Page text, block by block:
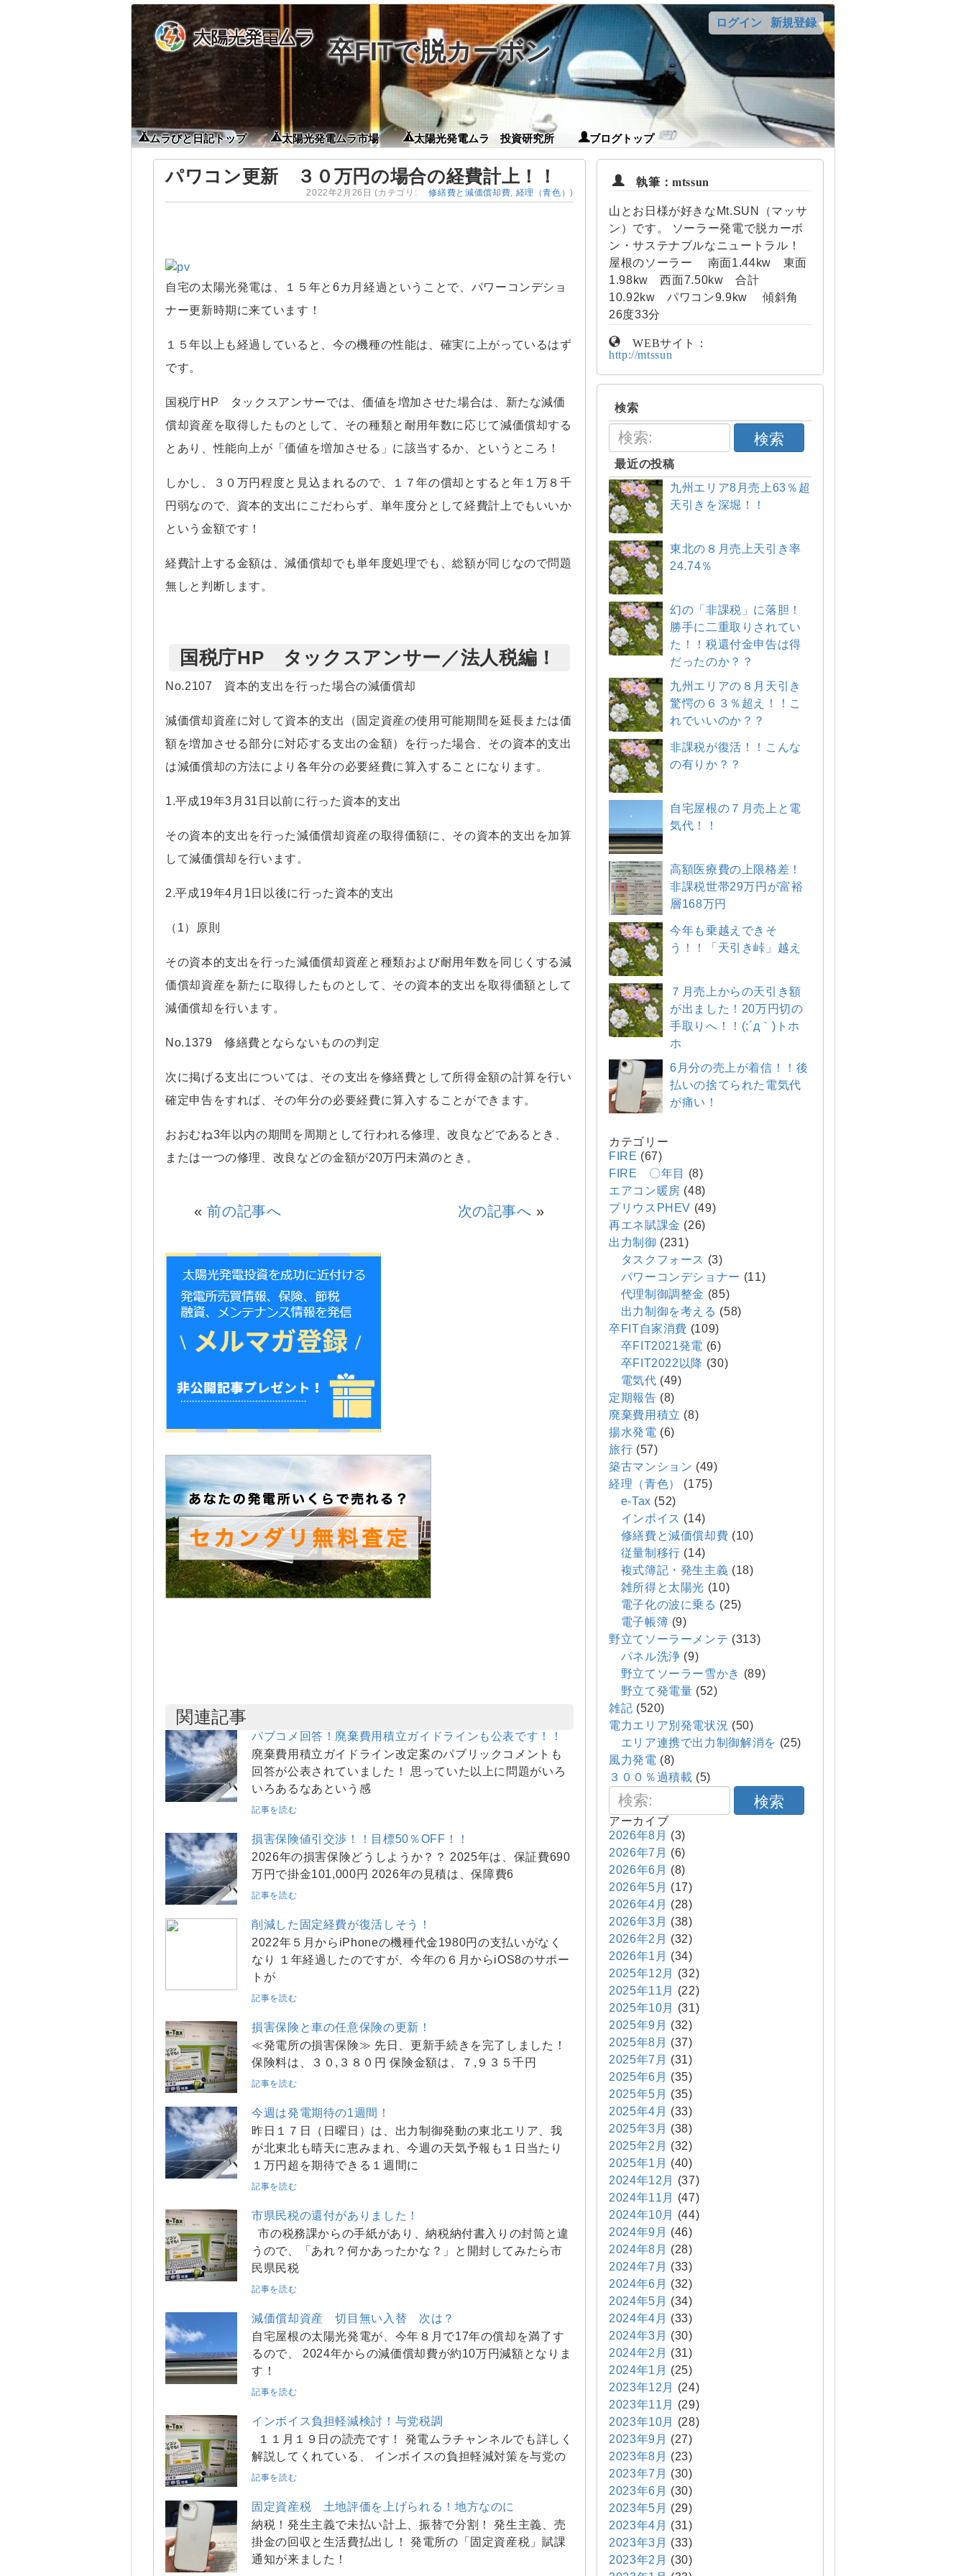
卒FITで脱カーボン
ログイン 新規登録
ムラびと日記トップ 太陽光発電ムラ市場 太陽光発電ムラ 投資研究所 ブログトップ
パワコン更新 ３０万円の場合の経費計上！！
2022年2月26日 (カテゴリ: 修繕費と減価償却費, 経理（青色）)
自宅の太陽光発電は、１５年と6カ月経過ということで、パワーコンデショ
ナー更新時期に来ています！
１５年以上も経過していると、今の機種の性能は、確実に上がっているはず
です。
国税庁HP タックスアンサーでは、価値を増加させた場合は、新たな減価
償却資産を取得したものとして、その種類と耐用年数に応じて減価償却する
とあり、性能向上が「価値を増加させる」に該当するか、というところ！
しかし、３０万円程度と見込まれるので、１７年の償却とすると年１万８千
円弱なので、資本的支出にこだわらず、単年度分として経費計上でもいいか
という金額です！
経費計上する金額は、減価償却でも単年度処理でも、総額が同じなので問題
無しと判断します。
国税庁HP タックスアンサー／法人税編！
No.2107 資本的支出を行った場合の減価償却
減価償却資産に対して資本的支出（固定資産の使用可能期間を延長または価
額を増加させる部分に対応する支出の金額）を行った場合、その資本的支出
は減価償却の方法により各年分の必要経費に算入することになります。
1.平成19年3月31日以前に行った資本的支出
その資本的支出を行った減価償却資産の取得価額に、その資本的支出を加算
して減価償却を行います。
2.平成19年4月1日以後に行った資本的支出
（1）原則
その資本的支出を行った減価償却資産と種類および耐用年数を同じくする減
価償却資産を新たに取得したものとして、その資本的支出を取得価額として
減価償却を行います。
No.1379 修繕費とならないものの判定
次に掲げる支出については、その支出を修繕費として所得金額の計算を行い
確定申告をすれば、その年分の必要経費に算入することができます。
おおむね3年以内の期間を周期として行われる修理、改良などであるとき、
または一つの修理、改良などの金額が20万円未満のとき。
«前の記事へ 次の記事へ »
関連記事
パブコメ回答！廃棄費用積立ガイドラインも公表です！！
廃棄費用積立ガイドライン改定案のパブリックコメントも
回答が公表されていました！ 思っていた以上に問題がいろ
いろあるなあという感
記事を読む
損害保険値引交渉！！目標50％OFF！！
2026年の損害保険どうしようか？？ 2025年は、保証費690
万円で掛金101,000円 2026年の見積は、保障費6
記事を読む
削減した固定経費が復活しそう！
2022年５月からiPhoneの機種代金1980円の支払いがなく
なり １年経過したのですが、今年の６月からiOS8のサポー
トが
記事を読む
損害保険と車の任意保険の更新！
≪発電所の損害保険≫ 先日、更新手続きを完了しました！
保険料は、３０,３８０円 保険金額は、７,９３５千円
記事を読む
今週は発電期待の1週間！
昨日１７日（日曜日）は、出力制御発動の東北エリア、我
が北東北も晴天に恵みまれ、今週の天気予報も１日当たり
１万円超を期待できる１週間に
記事を読む
市県民税の還付がありました！
市の税務課からの手紙があり、納税納付書入りの封筒と違
うので、「あれ？何かあったかな？」と開封してみたら市
民県民税
記事を読む
減価償却資産 切目無い入替 次は？
自宅屋根の太陽光発電が、今年８月で17年の償却を満了す
るので、 2024年からの減価償却費が約10万円減額となりま
す！
記事を読む
インボイス負担軽減検討！与党税調
１１月１９日の読売です！ 発電ムラチャンネルでも詳しく
解説してくれている、 インボイスの負担軽減対策を与党の
記事を読む
固定資産税 土地評価を上げられる！地方なのに
納税！発生主義で未払い計上、振替で分割！ 発生主義、売
掛金の回収と生活費払出し！ 発電所の「固定資産税」賦課
通知が来ました！
執筆：mtssun
山とお日様が好きなMt.SUN（マッサ
ン）です。 ソーラー発電で脱カーボ
ン・サステナブルなニュートラル！
屋根のソーラー 南面1.44kw 東面
1.98kw 西面7.50kw 合計
10.92kw パワコン9.9kw 傾斜角
26度33分
WEBサイト：
http://mtssun
検索
検索
最近の投稿
九州エリア8月売上63％超
天引きを深堀！！
東北の８月売上天引き率
24.74％
幻の「非課税」に落胆！
勝手に二重取りされてい
た！！税還付金申告は得
だったのか？？
九州エリアの８月天引き
驚愕の６３％超え！！こ
れでいいのか？？
非課税が復活！！こんな
の有りか？？
自宅屋根の７月売上と電
気代！！
高額医療費の上限格差！
非課税世帯29万円が富裕
層168万円
今年も乗越えできそ
う！！「天引き峠」越え
７月売上からの天引き額
が出ました！20万円切の
手取りへ！！(;´д｀)トホ
ホ
6月分の売上が着信！！後
払いの捨てられた電気代
が痛い！
カテゴリー
FIRE (67)
FIRE 〇年目
(8)
エアコン暖房 (48)
プリウスPHEV (49)
再エネ賦課金 (26)
出力制御 (231)
タスクフォース (3)
パワーコンデショナー (11)
代理制御調整金 (85)
出力制御を考える (58)
卒FIT自家消費 (109)
卒FIT2021発電 (6)
卒FIT2022以降 (30)
電気代 (49)
定期報告 (8)
廃棄費用積立 (8)
揚水発電 (6)
旅行 (57)
築古マンション (49)
経理（青色）
(175)
e-Tax (52)
インボイス (14)
修繕費と減価償却費 (10)
従量制移行 (14)
複式簿記・発生主義 (18)
雑所得と太陽光 (10)
電子化の波に乗る (25)
電子帳簿 (9)
野立てソーラーメンテ (313)
パネル洗浄 (9)
野立てソーラー雪かき (89)
野立て発電量 (52)
雑記 (520)
電力エリア別発電状況 (50)
エリア連携で出力制御解消を (25)
風力発電 (8)
３００％過積載 (5)
検索
アーカイブ
2026年8月 (3)
2026年7月 (6)
2026年6月 (8)
2026年5月 (17)
2026年4月 (28)
2026年3月 (38)
2026年2月 (32)
2026年1月 (34)
2025年12月
(32)
2025年11月
(22)
2025年10月
(31)
2025年9月 (32)
2025年8月 (37)
2025年7月 (31)
2025年6月 (35)
2025年5月 (35)
2025年4月 (33)
2025年3月 (38)
2025年2月 (32)
2025年1月 (40)
2024年12月
(37)
2024年11月
(47)
2024年10月
(44)
2024年9月 (46)
2024年8月 (28)
2024年7月 (33)
2024年6月 (32)
2024年5月 (34)
2024年4月 (33)
2024年3月 (30)
2024年2月 (31)
2024年1月 (25)
2023年12月
(24)
2023年11月
(29)
2023年10月
(28)
2023年9月 (27)
2023年8月 (23)
2023年7月 (30)
2023年6月 (30)
2023年5月 (29)
2023年4月 (31)
2023年3月 (33)
2023年2月 (30)